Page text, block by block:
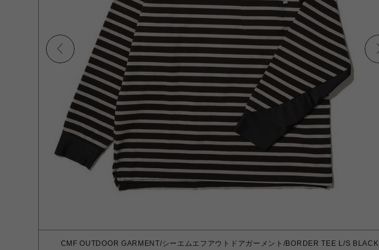
CMF OUTDOOR GARMENT/シーエムエフアウトドアガーメント/BORDER TEE L/S BLACK